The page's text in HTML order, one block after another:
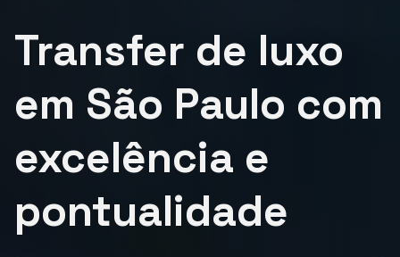
Transfer de luxo
em São Paulo com
excelência e
pontualidade